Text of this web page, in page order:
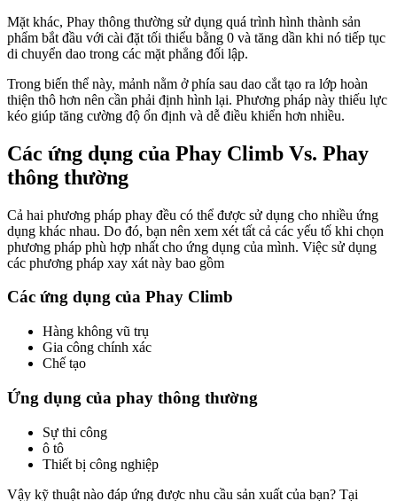
Mặt khác, Phay thông thường sử dụng quá trình hình thành sản
phẩm bắt đầu với cài đặt tối thiểu bằng 0 và tăng dần khi nó tiếp tục
di chuyển dao trong các mặt phẳng đối lập.
Trong biến thể này, mảnh nằm ở phía sau dao cắt tạo ra lớp hoàn
thiện thô hơn nên cần phải định hình lại. Phương pháp này thiếu lực
kéo giúp tăng cường độ ổn định và dễ điều khiển hơn nhiều.
Các ứng dụng của Phay Climb Vs. Phay
thông thường
Cả hai phương pháp phay đều có thể được sử dụng cho nhiều ứng
dụng khác nhau. Do đó, bạn nên xem xét tất cả các yếu tố khi chọn
phương pháp phù hợp nhất cho ứng dụng của mình. Việc sử dụng
các phương pháp xay xát này bao gồm
Các ứng dụng của Phay Climb
Hàng không vũ trụ
Gia công chính xác
Chế tạo
Ứng dụng của phay thông thường
Sự thi công
ô tô
Thiết bị công nghiệp
Vậy kỹ thuật nào đáp ứng được nhu cầu sản xuất của bạn? Tại